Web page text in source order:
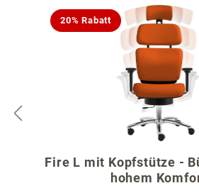
20% Rabatt
Fire L mit Kopfstütze -
hohem